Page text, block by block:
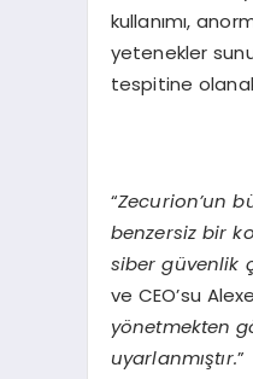
kullanımı,
yetenekler
tespitine
“Zecurion’un b
benzersiz bir
siber güvenlik
ve CEO’su
yönetmekten g
uyarlanmıştır.”